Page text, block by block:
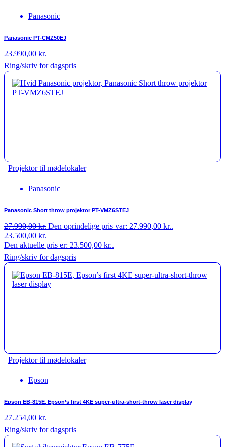
Panasonic
Panasonic PT-CMZ50EJ
23.990,00 kr.
Ring/skriv for dagspris
Projektor til mødelokaler
Panasonic
Panasonic Short throw projektor PT-VMZ6STEJ
27.990,00kr. Den oprindelige pris var: 27.990,00 kr..
23.500,00 kr.
Den aktuelle pris er: 23.500,00 kr..
Ring/skriv for dagspris
Projektor til mødelokaler
Epson
Epson EB-815E, Epson’s first 4KE super-ultra-short-throw laser display
27.254,00 kr.
Ring/skriv for dagspris